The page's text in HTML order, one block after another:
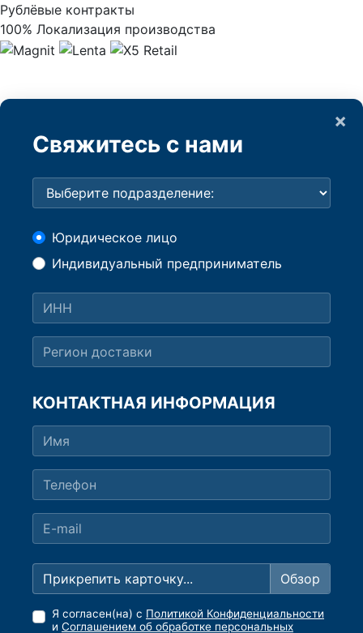
Рублёвые контракты
100% Локализация производства
×
Свяжитесь с нами
Юридическое лицо
Индивидуальный предприниматель
КОНТАКТНАЯ ИНФОРМАЦИЯ
Прикрепить карточку...
Я согласен(на) с Политикой Конфиденциальности
и Соглашением об обработке персональных